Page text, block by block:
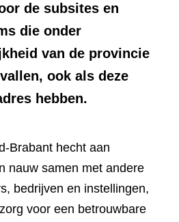
de subsites en
die onder
van de provincie
ook als deze
hebben.
Brabant hecht aan
nauw samen met andere
bedrijven en instellingen,
voor een betrouwbare